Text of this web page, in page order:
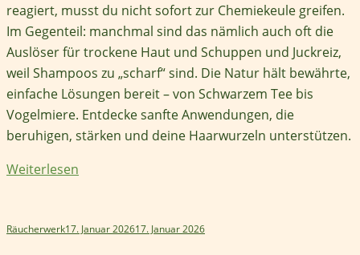
reagiert, musst du nicht sofort zur Chemiekeule greifen.
Im Gegenteil: manchmal sind das nämlich auch oft die
Auslöser für trockene Haut und Schuppen und Juckreiz,
weil Shampoos zu „scharf“ sind. Die Natur hält bewährte,
einfache Lösungen bereit – von Schwarzem Tee bis
Vogelmiere. Entdecke sanfte Anwendungen, die
beruhigen, stärken und deine Haarwurzeln unterstützen.
Weiterlesen
Räucherwerk17. Januar 202617. Januar 2026